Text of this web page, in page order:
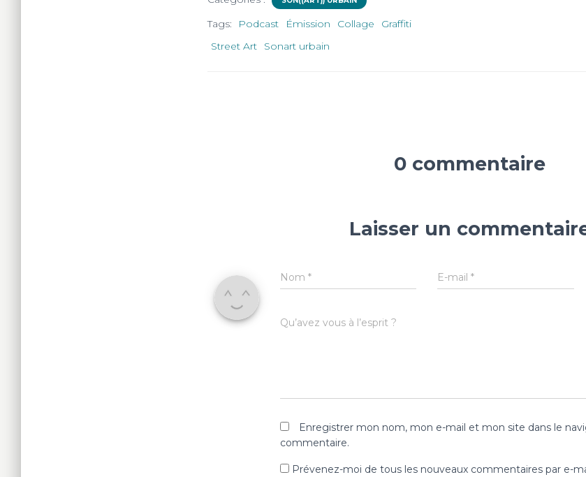
Tags: Podcast Émission Collage
Graffiti
Street Art
Sonart urbain
0 commentaire
Laisser un
Nom * E-mail*
Qu’avez vous à l’esprit ?
Enregistrer mon nom, mon e-mail et mon site dans le
commentaire.
Prévenez-moi de tous les nouveaux commentaires par e-